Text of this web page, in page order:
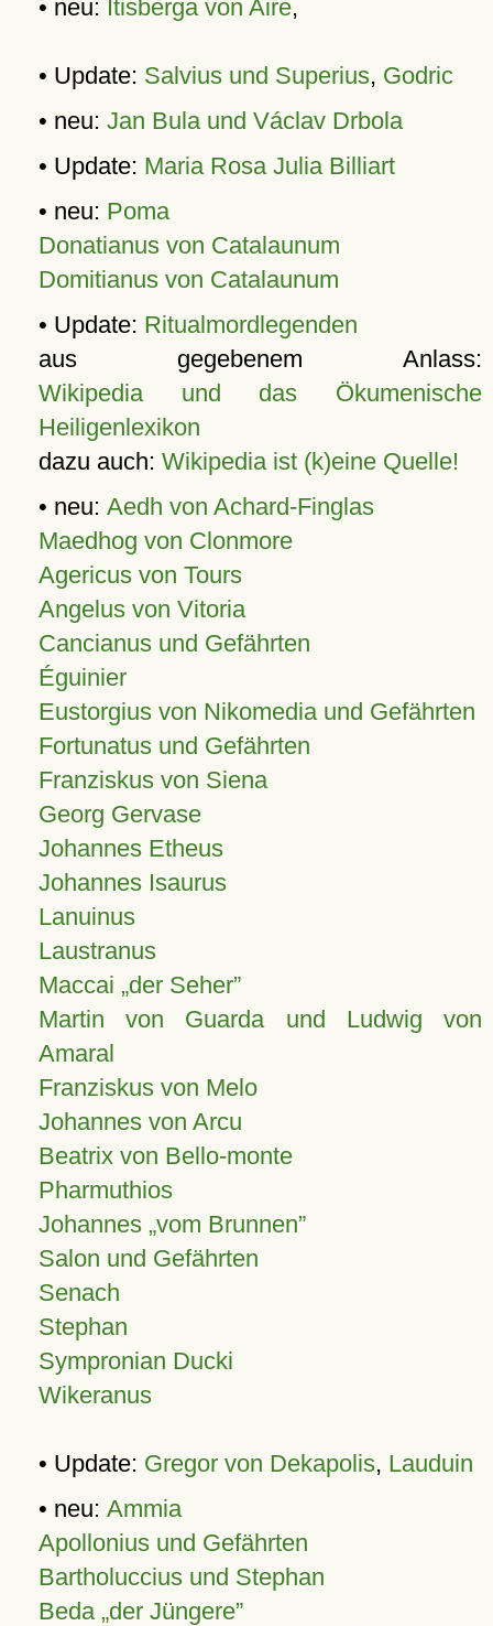
• neu: Itisberga von Aire,
• Update: Salvius und Superius, Godric
• neu: Jan Bula und Václav Drbola
• Update: Maria Rosa Julia Billiart
• neu: Poma
Donatianus von Catalaunum
Domitianus von Catalaunum
• Update: Ritualmordlegenden
aus gegebenem Anlass:
Wikipedia und das Ökumenische
Heiligenlexikon
dazu auch: Wikipedia ist (k)eine Quelle!
• neu: Aedh von Achard-Finglas
Maedhog von Clonmore
Agericus von Tours
Angelus von Vitoria
Cancianus und Gefährten
Éguinier
Eustorgius von Nikomedia und Gefährten
Fortunatus und Gefährten
Franziskus von Siena
Georg Gervase
Johannes Etheus
Johannes Isaurus
Lanuinus
Laustranus
Maccai „der Seher”
Martin von Guarda und Ludwig von
Amaral
Franziskus von Melo
Johannes von Arcu
Beatrix von Bello-monte
Pharmuthios
Johannes vom Brunnen
Salon und Gefährten
Senach
Stephan
Sympronian Ducki
Wikeranus
• Update: Gregor von Dekapolis, Lauduin
• neu: Ammia
Apollonius und Gefährten
Bartholuccius und Stephan
Beda „der Jüngere”